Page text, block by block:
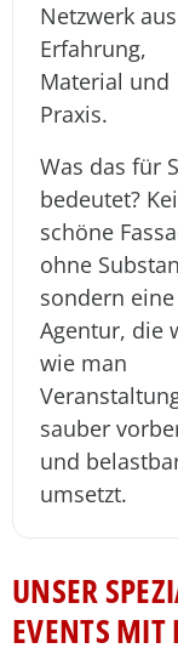
Netzwerk aus
Erfahrung,
Material und
Praxis.
Was das für
bedeutet?
schöne
ohne
sondern eine
Agentur, die
wie man
sauber
und
umsetzt.
UNSER
EVENTS MIT